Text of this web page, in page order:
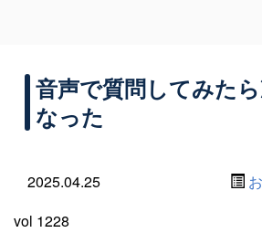
音声で質問してみた
なった
2025.04.25
vol 1228